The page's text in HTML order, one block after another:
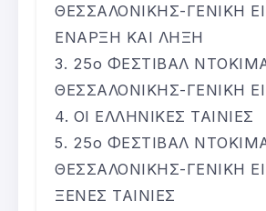
ΘΕΣΣΑΛΟΝΙΚΗΣ-ΓΕΝΙΚΗ
ΕΝΑΡΞΗ ΚΑΙ ΛΗΞΗ
25ο ΦΕΣΤΙΒΑΛ
ΘΕΣΣΑΛΟΝΙΚΗΣ-ΓΕΝΙΚΗ
ΟΙ ΕΛΛΗΝΙΚΕΣ ΤΑΙΝΙΕΣ
25ο ΦΕΣΤΙΒΑΛ
ΘΕΣΣΑΛΟΝΙΚΗΣ-ΓΕΝΙΚΗ
ΞΕΝΕΣ ΤΑΙΝΙΕΣ